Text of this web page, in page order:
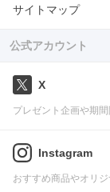
サイトマップ
公式アカウント
X
プレゼント企画や期
Instagram
おすすめ商品やオリ